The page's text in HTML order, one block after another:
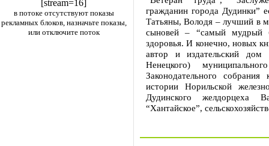
[stream=16]
в потоке отсутствуют показы
рекламных блоков, назначьте показы,
или отключите поток
гражданин города Дудинки”
Татьяны, Володя – лучший в
сыновей – “самый мудрый
здоровья. И конечно, новых
автор и издательский дом
Ненецкого)
Законодательного
истории Норильской
Дудинского желдорцеха
“Хантайское”,